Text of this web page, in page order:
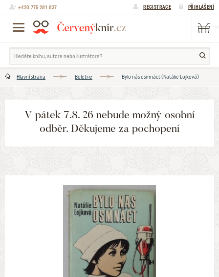
+420 775 281 837 REGISTRACE PŘIHLÁŠENÍ
Hlavní strana Beletrie Bylo nás osmnáct (Natálie Lojková)
V pátek 7.8. 26 nebude možný osobní
odběr. Děkujeme za pochopení